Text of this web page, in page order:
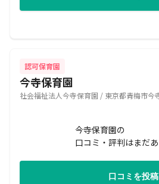
認可保育園
今寺保育園
社会福祉法人今寺保育園 / 東京都青梅市今
今寺保育園の
口コミ・評判はまだ
口コミを投稿